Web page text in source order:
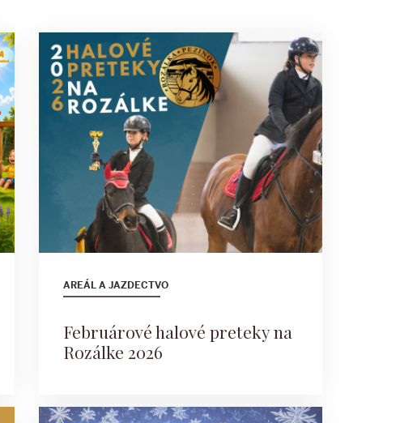
AREÁL A JAZDECTVO
Februárové halové preteky na
Rozálke 2026